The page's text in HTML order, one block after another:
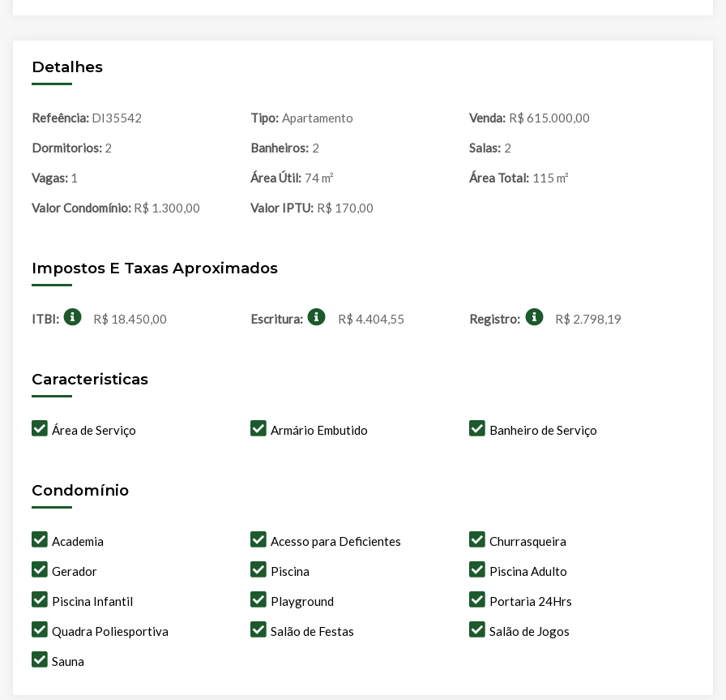
Detalhes
Refeência: DI35542 Tipo: Apartamento Venda: R$ 615.000,00
Dormitorios: 2 Banheiros: 2 Salas: 2
Vagas: 1 Área Útil: 74 m² Área Total: 115 m²
Valor Condomínio: R$ 1.300,00 Valor IPTU: R$ 170,00
Impostos E Taxas Aproximados
ITBI: R$ 18.450,00 Escritura: R$ 4.404,55 Registro: R$ 2.798,19
Caracteristicas
Área de Serviço Armário Embutido Banheiro de Serviço
Condomínio
Academia Acesso para Deficientes Churrasqueira
Gerador Piscina Piscina Adulto
Piscina Infantil Playground Portaria 24Hrs
Quadra Poliesportiva Salão de Festas Salão de Jogos
Sauna